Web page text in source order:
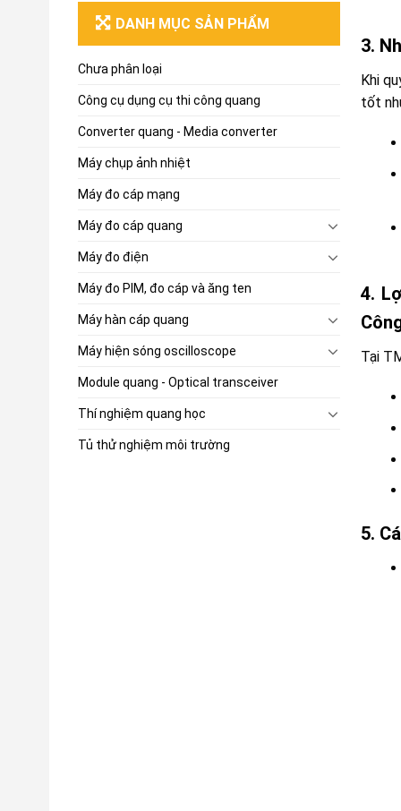
DANH MỤC SẢN PHẨM
Chưa phân loại
Công cụ dụng cụ thi công quang
Converter quang - Media converter
Máy chụp ảnh nhiệt
Máy đo cáp mạng
Máy đo cáp quang
Máy đo điện
Máy đo PIM, đo cáp và ăng ten
Máy hàn cáp quang
Máy hiện sóng oscilloscope
Module quang - Optical transceiver
Thí nghiệm quang học
Tủ thử nghiệm môi trường
3.
Khi
tốt
4.
Tại
5.